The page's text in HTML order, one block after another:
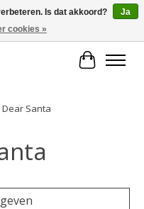
Dear Santa
Is dat akkoord?
Ja
cookies »